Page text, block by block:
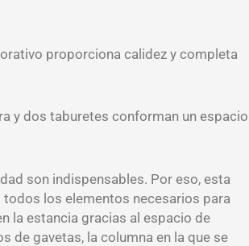
proporciona calidez y completa
y dos taburetes conforman un espacio
son indispensables. Por eso, esta
los elementos necesarios para
la estancia gracias al espacio de
de gavetas, la columna en la que se